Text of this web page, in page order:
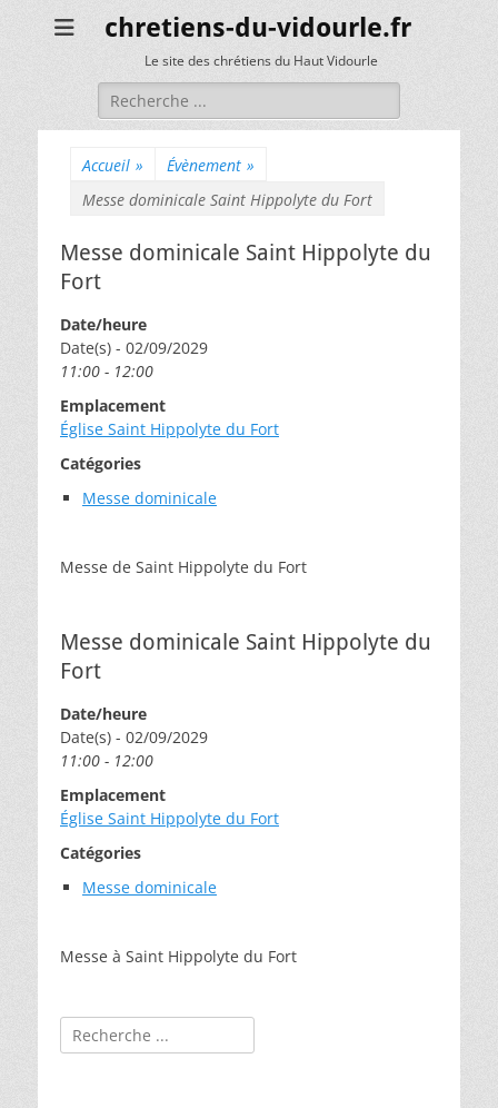
chretiens-du-vidourle.fr
Le site des chrétiens du Haut Vidourle
Rechercher :
Accueil » Évènement »
Messe dominicale Saint Hippolyte du Fort
Messe dominicale Saint Hippolyte du
Fort
Date/heure
Date(s) - 02/09/2029
11:00 - 12:00
Emplacement
Église Saint Hippolyte du Fort
Catégories
Messe dominicale
Messe de Saint Hippolyte du Fort
Messe dominicale Saint Hippolyte du
Fort
Date/heure
Date(s) - 02/09/2029
11:00 - 12:00
Emplacement
Église Saint Hippolyte du Fort
Catégories
Messe dominicale
Messe à Saint Hippolyte du Fort
Rechercher :